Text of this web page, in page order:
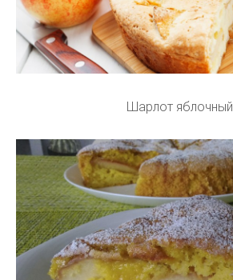
Шарлот яблочный